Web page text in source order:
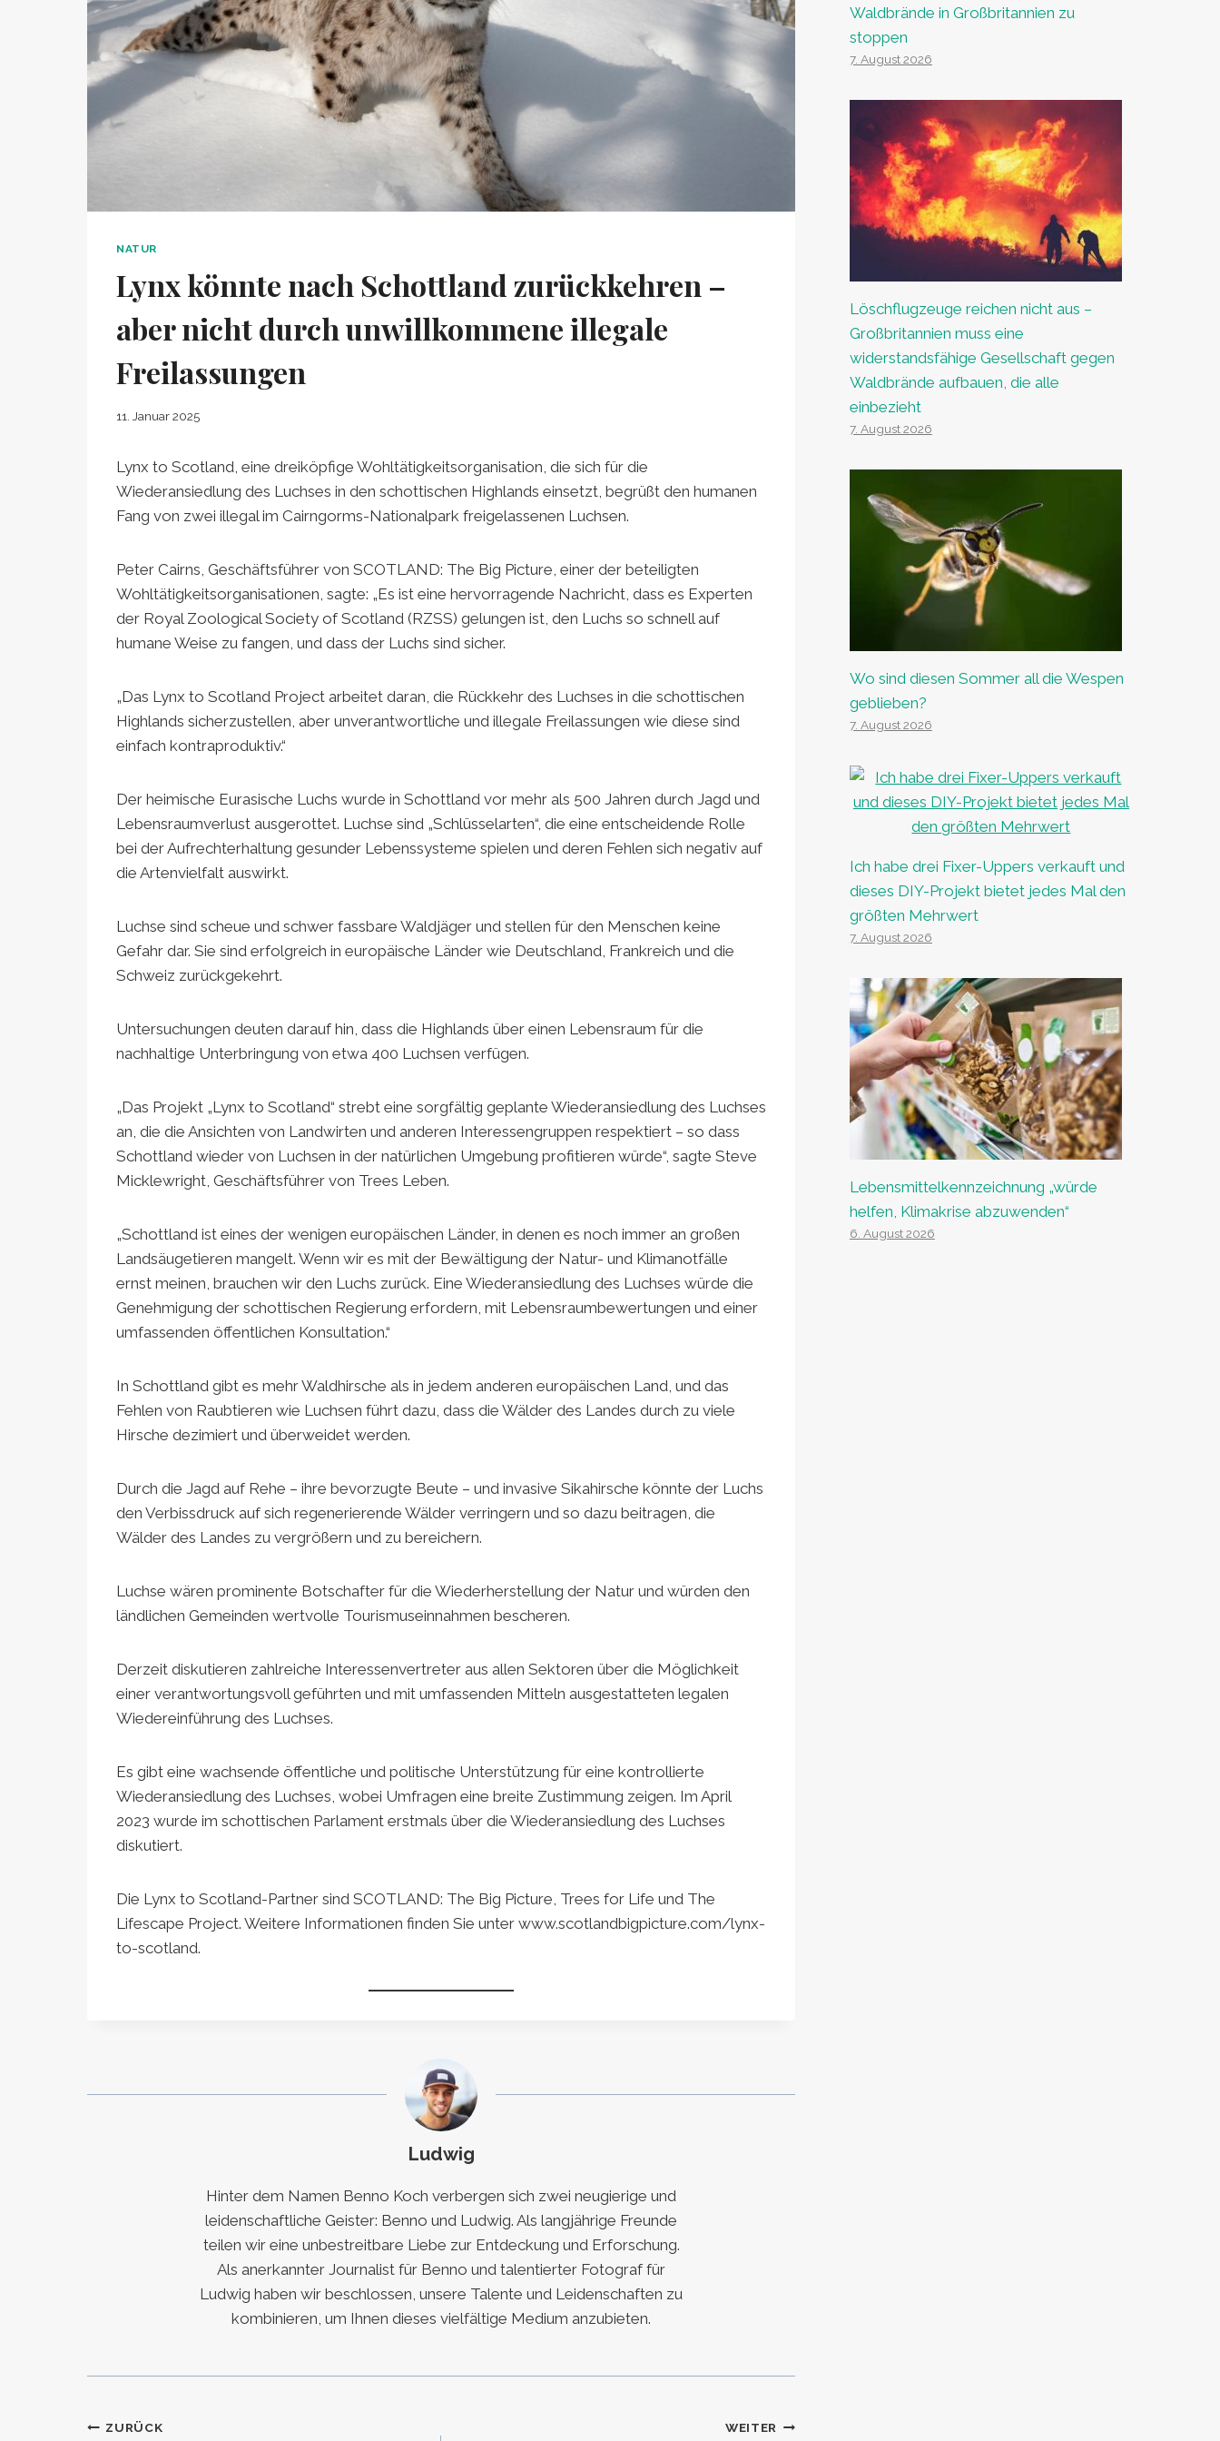
NATUR
Lynx könnte nach Schottland zurückkehren –
aber nicht durch unwillkommene illegale
Freilassungen
11. Januar 2025
Lynx to Scotland, eine dreiköpfige Wohltätigkeitsorganisation, die sich für die
Wiederansiedlung des Luchses in den schottischen Highlands einsetzt, begrüßt den humanen
Fang von zwei illegal im Cairngorms-Nationalpark freigelassenen Luchsen.
Peter Cairns, Geschäftsführer von SCOTLAND: The Big Picture, einer der beteiligten
Wohltätigkeitsorganisationen, sagte: „Es ist eine hervorragende Nachricht, dass es Experten
der Royal Zoological Society of Scotland (RZSS) gelungen ist, den Luchs so schnell auf
humane Weise zu fangen, und dass der Luchs sind sicher.
„Das Lynx to Scotland Project arbeitet daran, die Rückkehr des Luchses in die schottischen
Highlands sicherzustellen, aber unverantwortliche und illegale Freilassungen wie diese sind
einfach kontraproduktiv.“
Der heimische Eurasische Luchs wurde in Schottland vor mehr als 500 Jahren durch Jagd und
Lebensraumverlust ausgerottet. Luchse sind „Schlüsselarten“, die eine entscheidende Rolle
bei der Aufrechterhaltung gesunder Lebenssysteme spielen und deren Fehlen sich negativ auf
die Artenvielfalt auswirkt.
Luchse sind scheue und schwer fassbare Waldjäger und stellen für den Menschen keine
Gefahr dar. Sie sind erfolgreich in europäische Länder wie Deutschland, Frankreich und die
Schweiz zurückgekehrt.
Untersuchungen deuten darauf hin, dass die Highlands über einen Lebensraum für die
nachhaltige Unterbringung von etwa 400 Luchsen verfügen.
„Das Projekt „Lynx to Scotland“ strebt eine sorgfältig geplante Wiederansiedlung des Luchses
an, die die Ansichten von Landwirten und anderen Interessengruppen respektiert – so dass
Schottland wieder von Luchsen in der natürlichen Umgebung profitieren würde“, sagte Steve
Micklewright, Geschäftsführer von Trees Leben.
„Schottland ist eines der wenigen europäischen Länder, in denen es noch immer an großen
Landsäugetieren mangelt. Wenn wir es mit der Bewältigung der Natur- und Klimanotfälle
ernst meinen, brauchen wir den Luchs zurück. Eine Wiederansiedlung des Luchses würde die
Genehmigung der schottischen Regierung erfordern, mit Lebensraumbewertungen und einer
umfassenden öffentlichen Konsultation.“
In Schottland gibt es mehr Waldhirsche als in jedem anderen europäischen Land, und das
Fehlen von Raubtieren wie Luchsen führt dazu, dass die Wälder des Landes durch zu viele
Hirsche dezimiert und überweidet werden.
Durch die Jagd auf Rehe – ihre bevorzugte Beute – und invasive Sikahirsche könnte der Luchs
den Verbissdruck auf sich regenerierende Wälder verringern und so dazu beitragen, die
Wälder des Landes zu vergrößern und zu bereichern.
Luchse wären prominente Botschafter für die Wiederherstellung der Natur und würden den
ländlichen Gemeinden wertvolle Tourismuseinnahmen bescheren.
Derzeit diskutieren zahlreiche Interessenvertreter aus allen Sektoren über die Möglichkeit
einer verantwortungsvoll geführten und mit umfassenden Mitteln ausgestatteten legalen
Wiedereinführung des Luchses.
Es gibt eine wachsende öffentliche und politische Unterstützung für eine kontrollierte
Wiederansiedlung des Luchses, wobei Umfragen eine breite Zustimmung zeigen. Im April
2023 wurde im schottischen Parlament erstmals über die Wiederansiedlung des Luchses
diskutiert.
Die Lynx to Scotland-Partner sind SCOTLAND: The Big Picture, Trees for Life und The
Lifescape Project. Weitere Informationen finden Sie unter www.scotlandbigpicture.com/lynx-
to-scotland.
Ludwig
Hinter dem Namen Benno Koch verbergen sich zwei neugierige und
leidenschaftliche Geister: Benno und Ludwig. Als langjährige Freunde
teilen wir eine unbestreitbare Liebe zur Entdeckung und Erforschung.
Als anerkannter Journalist für Benno und talentierter Fotograf für
Ludwig haben wir beschlossen, unsere Talente und Leidenschaften zu
kombinieren, um Ihnen dieses vielfältige Medium anzubieten.
Beitragsnavigation
ZURÜCK WEITER
Waldbrände in Großbritannien zu
stoppen
7. August 2026
Löschflugzeuge reichen nicht aus –
Großbritannien muss eine
widerstandsfähige Gesellschaft gegen
Waldbrände aufbauen, die alle
einbezieht
7. August 2026
Wo sind diesen Sommer all die Wespen
geblieben?
7. August 2026
Ich habe drei Fixer-Uppers verkauft und
dieses DIY-Projekt bietet jedes Mal den
größten Mehrwert
7. August 2026
Lebensmittelkennzeichnung „würde
helfen, Klimakrise abzuwenden“
6. August 2026